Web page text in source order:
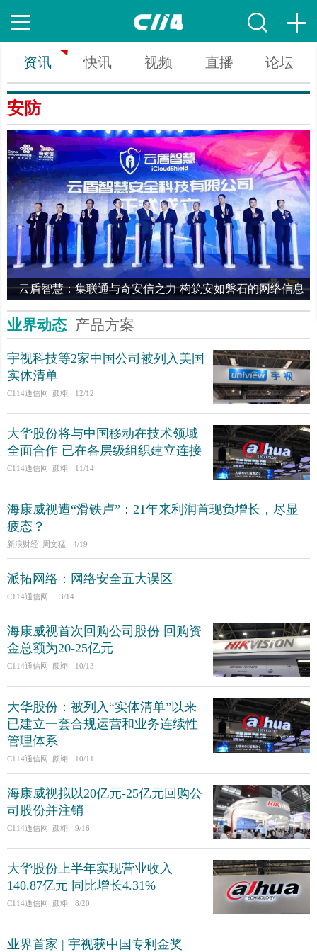
资讯 快讯 视频 直播 论坛
安防
云盾智慧：集联通与奇安信之力 构筑安如磐石的网络信息
安全体系
业界动态 产品方案
宇视科技等2家中国公司被列入美国
实体清单
C114通信网 颜翊 12/12
大华股份将与中国移动在技术领域
全面合作 已在各层级组织建立连接
C114通信网 颜翊 11/14
海康威视遭“滑铁卢”：21年来利润首现负增长，尽显
疲态？
新浪财经 周文猛 4/19
派拓网络：网络安全五大误区
C114通信网 3/14
海康威视首次回购公司股份 回购资
金总额为20-25亿元
C114通信网 颜翊 10/13
大华股份：被列入“实体清单”以来
已建立一套合规运营和业务连续性
管理体系
C114通信网 颜翊 10/11
海康威视拟以20亿元-25亿元回购公
司股份并注销
C114通信网 颜翊 9/16
大华股份上半年实现营业收入
140.87亿元 同比增长4.31%
C114通信网 颜翊 8/20
业界首家 | 宇视获中国专利金奖